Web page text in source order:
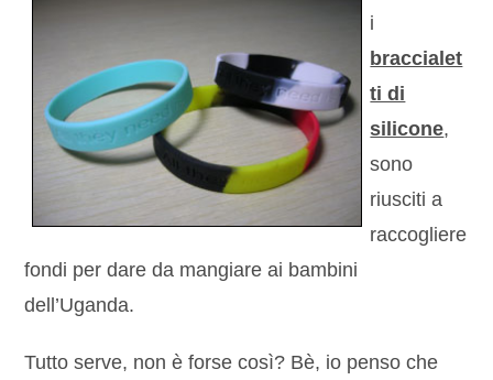
i
braccialet
ti di
silicone,
sono
riusciti a
raccogliere
fondi per dare da mangiare ai bambini
dell’Uganda.
Tutto serve, non è forse così? Bè, io penso che